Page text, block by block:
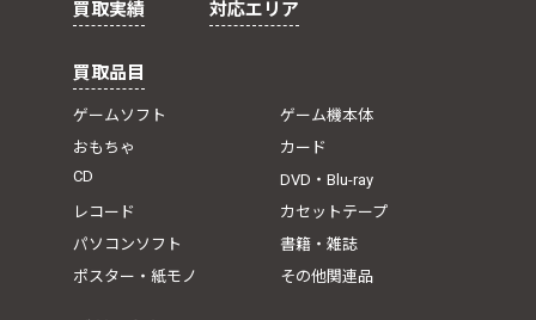
買取実績 対応エリア
買取品目
ゲームソフト
ゲーム機本体
おもちゃ
カード
CD
DVD・Blu-ray
レコード
カセットテープ
パソコンソフト
書籍・雑誌
ポスター・紙モノ
その他関連品